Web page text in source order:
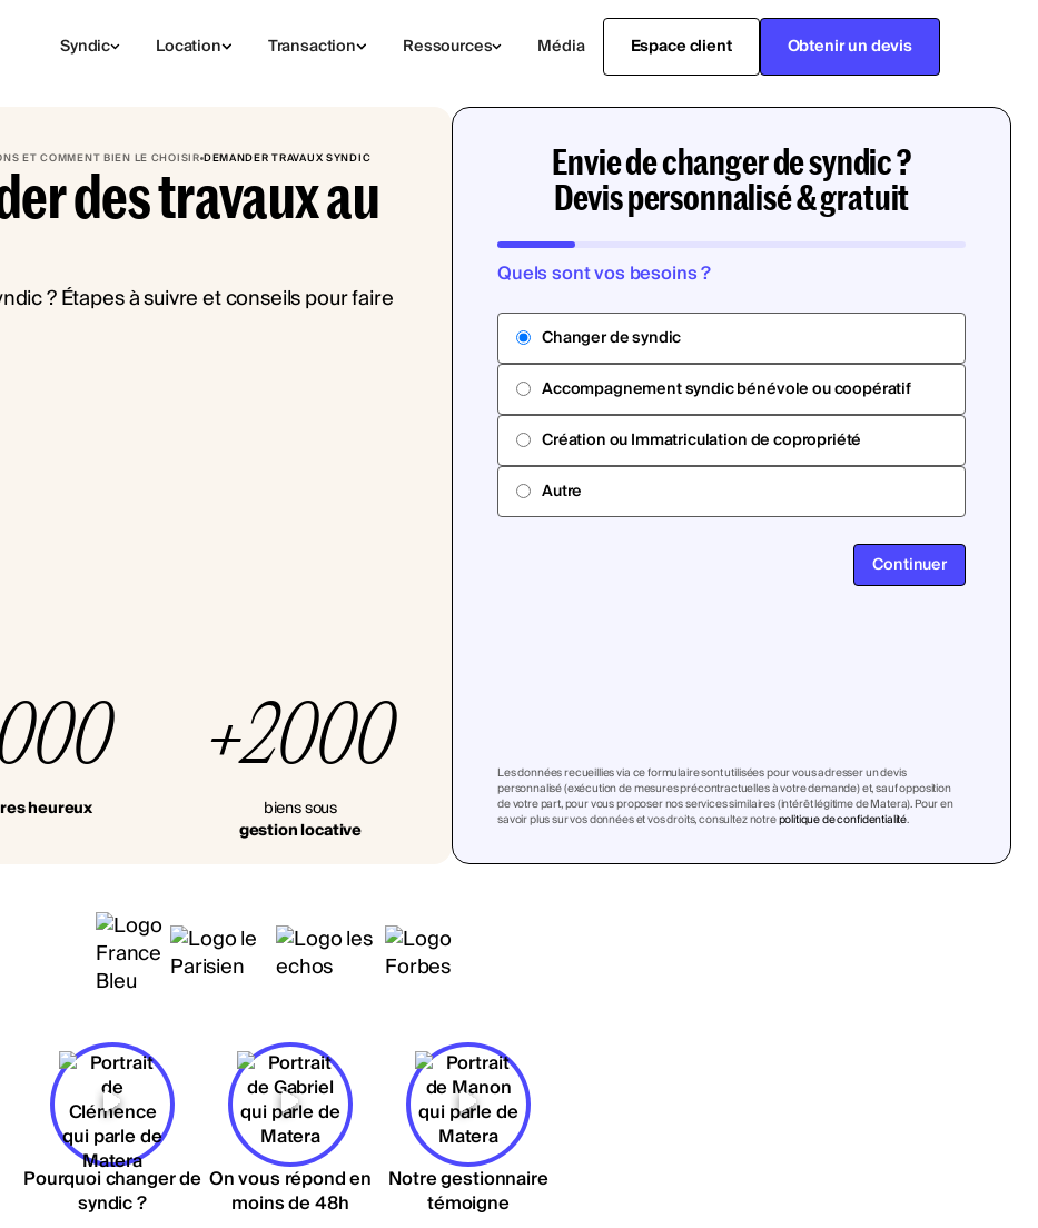
Syndic Location Transaction Ressources Média Espace client Obtenir un devis
ET COMMENT BIEN LE CHOISIR DEMANDER TRAVAUX SYNDIC
des travaux au
heureux
+2000
biens sous
gestion locative
Envie de changer de syndic ?
Devis personnalisé & gratuit
Quels sont vos besoins ?
Changer de syndic
Accompagnement syndic bénévole ou coopératif
Création ou Immatriculation de copropriété
Autre
Continuer
Les données recueillies via ce formulaire sont utilisées pour vous adresser un devis
personnalisé (exécution de mesures précontractuelles à votre demande) et, sauf opposition
de votre part, pour vous proposer nos services similaires (intérêt légitime de Matera). Pour en
savoir plus sur vos données et vos droits, consultez notrepolitique de confidentialité.
Pourquoi changer de
syndic ?
On vous répond en
moins de 48h
Notre gestionnaire
témoigne